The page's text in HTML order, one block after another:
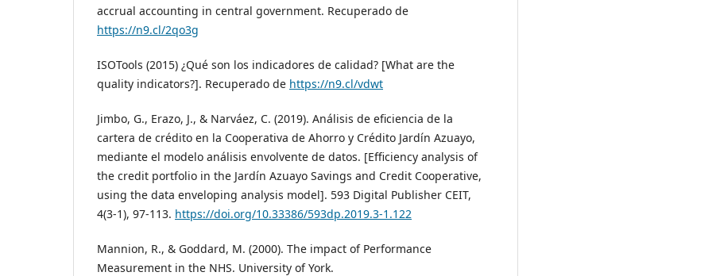
accrual accounting in central government. Recuperado de
https://n9.cl/2qo3g
ISOTools (2015) ¿Qué son los indicadores de calidad? [What are the
quality indicators?]. Recuperado de https://n9.cl/vdwt
Jimbo, G., Erazo, J., & Narváez, C. (2019). Análisis de eficiencia de la
cartera de crédito en la Cooperativa de Ahorro y Crédito Jardín Azuayo,
mediante el modelo análisis envolvente de datos. [Efficiency analysis of
the credit portfolio in the Jardín Azuayo Savings and Credit Cooperative,
using the data enveloping analysis model]. 593 Digital Publisher CEIT,
4(3-1), 97-113. https://doi.org/10.33386/593dp.2019.3-1.122
Mannion, R., & Goddard, M. (2000). The impact of Performance
Measurement in the NHS. University of York.